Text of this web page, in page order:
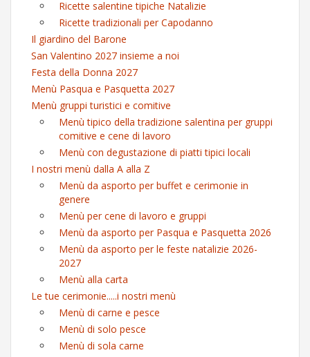
Ricette salentine tipiche Natalizie
Ricette tradizionali per Capodanno
Il giardino del Barone
San Valentino 2027 insieme a noi
Festa della Donna 2027
Menù Pasqua e Pasquetta 2027
Menù gruppi turistici e comitive
Menù tipico della tradizione salentina per gruppi
comitive e cene di lavoro
Menù con degustazione di piatti tipici locali
I nostri menù dalla A alla Z
Menù da asporto per buffet e cerimonie in
genere
Menù per cene di lavoro e gruppi
Menù da asporto per Pasqua e Pasquetta 2026
Menù da asporto per le feste natalizie 2026-
2027
Menù alla carta
Le tue cerimonie.....i nostri menù
Menù di carne e pesce
Menù di solo pesce
Menù di sola carne